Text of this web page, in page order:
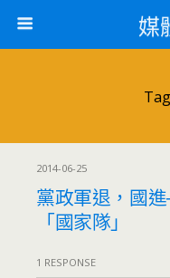
媒
2014-06-25
黨政軍退，國
「國家隊」
1 RESPONSE